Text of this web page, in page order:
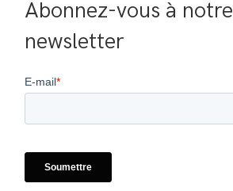
Abonnez-vous à notre
newsletter